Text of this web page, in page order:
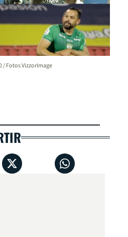
/ Fotos VizzorImage